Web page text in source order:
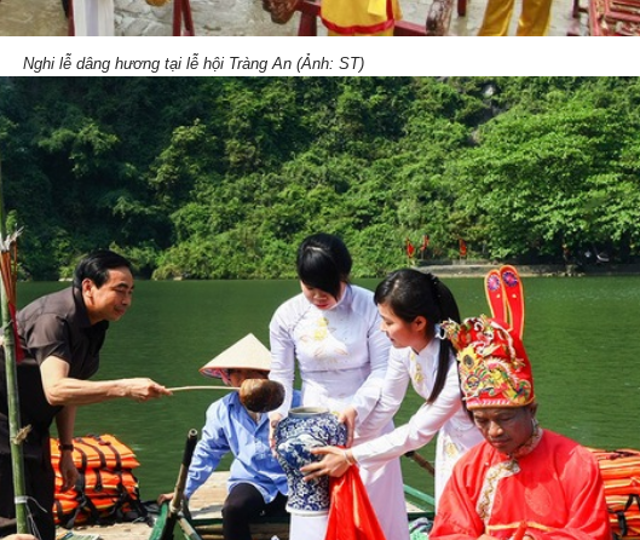
Nghi lễ dâng hương tại lễ hội Tràng An (Ảnh: ST)